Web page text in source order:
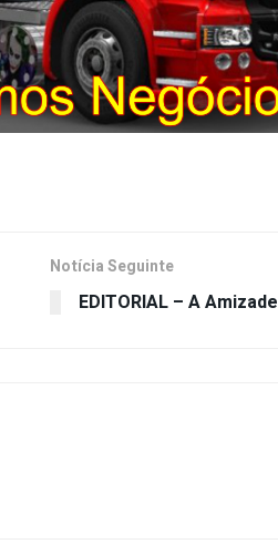
Notícia Seguinte
EDITORIAL – A Amizade